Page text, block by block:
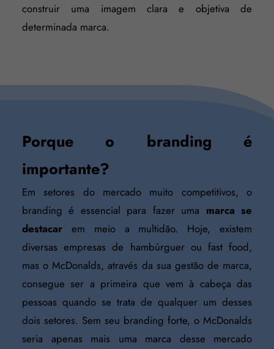
construir uma imagem clara e objetiva de
determinada marca.
Porque o branding é
importante?
Em setores do mercado muito competitivos, o
branding é essencial para fazer uma marca se
destacar em meio a multidão. Hoje, existem
diversas empresas de hambúrguer ou fast food,
mas o McDonalds, através da sua gestão de marca,
consegue ser a primeira que vem à cabeça das
pessoas quando se trata de qualquer um desses
dois setores. Sem seu branding forte, o McDonalds
seria apenas mais uma marca desse mercado